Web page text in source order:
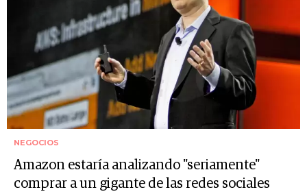
NEGOCIOS
Amazon estaría analizando "seriamente"
comprar a un gigante de las redes sociales